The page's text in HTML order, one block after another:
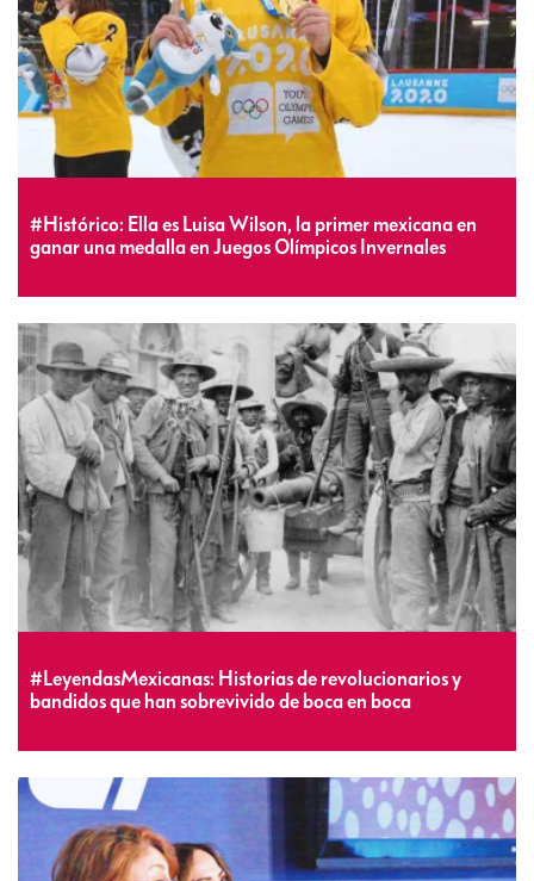
#Histórico: Ella es Luisa Wilson, la primer mexicana en
ganar una medalla en Juegos Olímpicos Invernales
#LeyendasMexicanas: Historias de revolucionarios y
bandidos que han sobrevivido de boca en boca